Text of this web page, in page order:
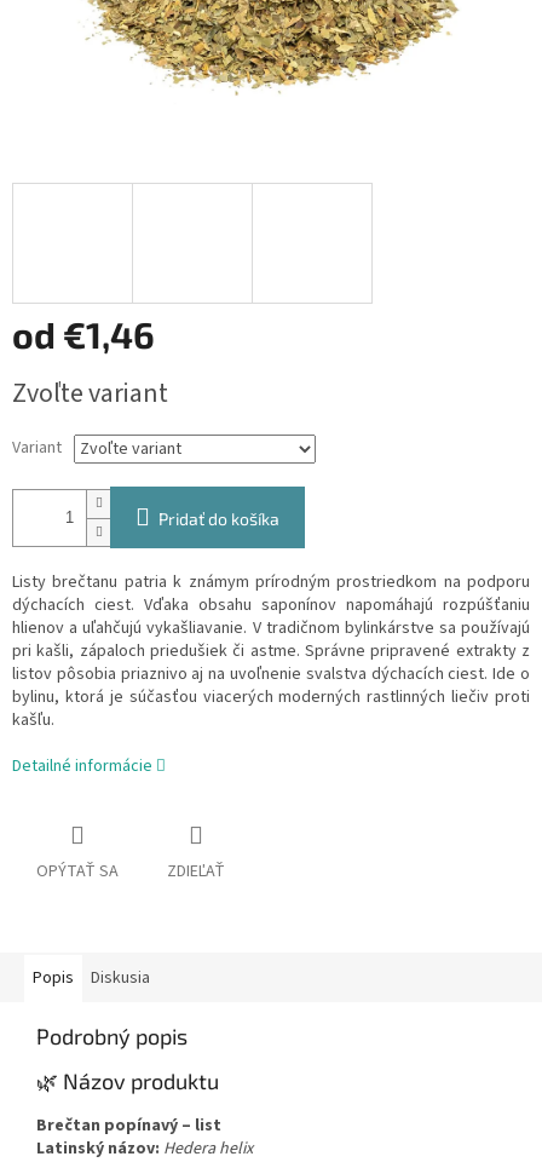
od €1,46
cena:
Zvoľte variant
Variant
Pridať do košíka
Listy brečtanu patria k známym prírodným prostriedkom na podporu
dýchacích ciest. Vďaka obsahu saponínov napomáhajú rozpúšťaniu
hlienov a uľahčujú vykašliavanie. V tradičnom bylinkárstve sa používajú
pri kašli, zápaloch priedušiek či astme. Správne pripravené extrakty z
listov pôsobia priaznivo aj na uvoľnenie svalstva dýchacích ciest. Ide o
bylinu, ktorá je súčasťou viacerých moderných rastlinných liečiv proti
kašľu.
Detailné informácie
OPÝTAŤ SA ZDIEĽAŤ
Popis Diskusia
Podrobný popis
🌿 Názov produktu
Brečtan popínavý – list
Latinský názov: Hedera helix